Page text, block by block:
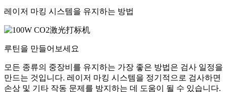
레이저 마킹 시스템을 유지하는 방법
루틴을 만들어보세요
모든 종류의 중장비를 유지하는 가장 좋은 방법은 검사 일정을
만드는 것입니다. 레이저 마킹 시스템을 정기적으로 검사하면
손상 및 기타 작동 문제를 방지하는 데 도움이 될 수 있습니다.